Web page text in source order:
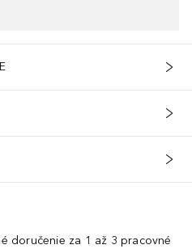
doručenie za 1 až 3 pracovné